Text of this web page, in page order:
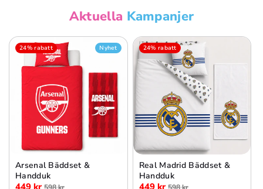
Aktuella Kampanjer
24% rabatt Nyhet
Arsenal Bäddset &
Handduk
449 kr
24% rabatt
Real Madrid Bäddset &
Handduk
449 kr